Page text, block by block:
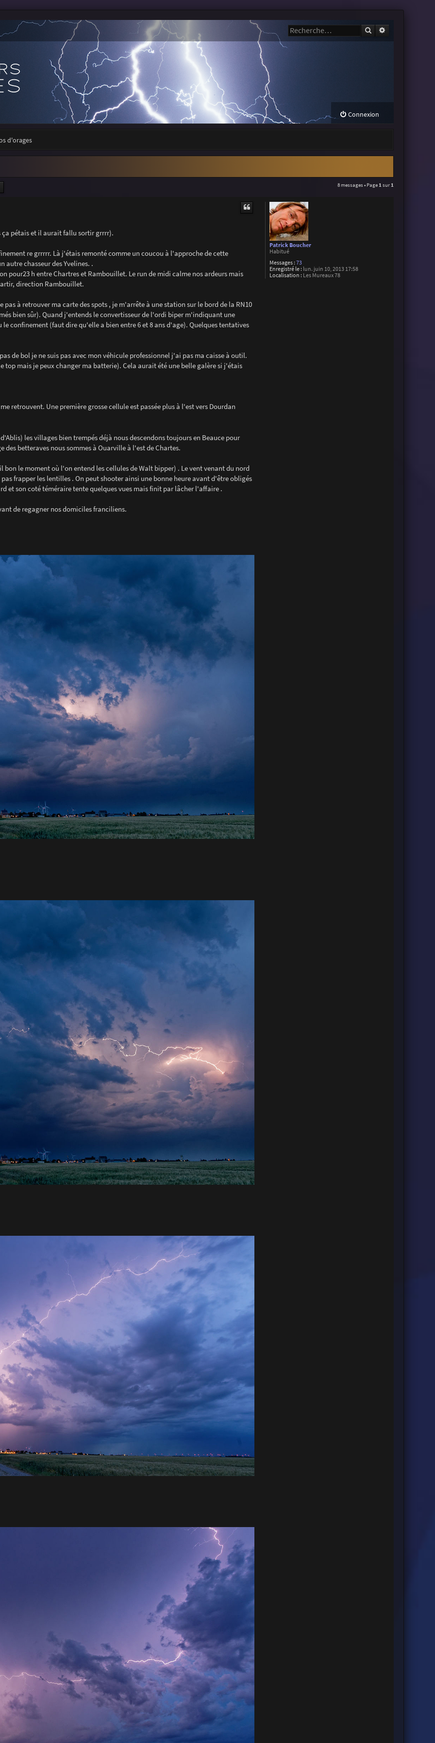
Rechercher
Connexion
d'orages
8 messages • Page 1 sur 1
Patrick Boucher
Habitué
Messages : 73
Enregistré le : lun. juin 10, 2013 17:58
Localisation : Les Mureaux 78
ça pétais et il aurait fallu sortir grrrr).
re grrrrr. Là j'étais remonté comme un coucou à l'approche de cette
chasseur des Yvelines. .
pour23 h entre Chartres et Rambouillet. Le run de midi calme nos ardeurs mais
direction Rambouillet.
à retrouver ma carte des spots , je m'arrête à une station sur le bord de la RN10
bien sûr). Quand j'entends le convertisseur de l'ordi biper m'indiquant une
confinement (faut dire qu'elle a bien entre 6 et 8 ans d'age). Quelques tentatives
de bol je ne suis pas avec mon véhicule professionnel j'ai pas ma caisse à outil.
top mais je peux changer ma batterie). Cela aurait été une belle galère si j'étais
retrouvent. Une première grosse cellule est passée plus à l'est vers Dourdan
les villages bien trempés déjà nous descendons toujours en Beauce pour
des betteraves nous sommes à Ouarville à l'est de Chartes.
le moment où l'on entend les cellules de Walt bipper) . Le vent venant du nord
frapper les lentilles . On peut shooter ainsi une bonne heure avant d'être obligés
et son coté téméraire tente quelques vues mais finit par lâcher l'affaire .
de regagner nos domiciles franciliens.